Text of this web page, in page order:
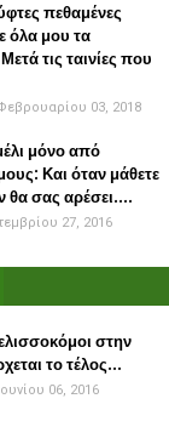
πεθαμένες
όλα μου τα
τις ταινίες που
03, 2018
μόνο από
Και όταν μάθετε
θα σας αρέσει....
27, 2016
στην
το τέλος...
06, 2016